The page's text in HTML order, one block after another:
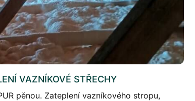
VAZNÍKOVÉ STŘECHY
pěnou. Zateplení vazníkového stropu,